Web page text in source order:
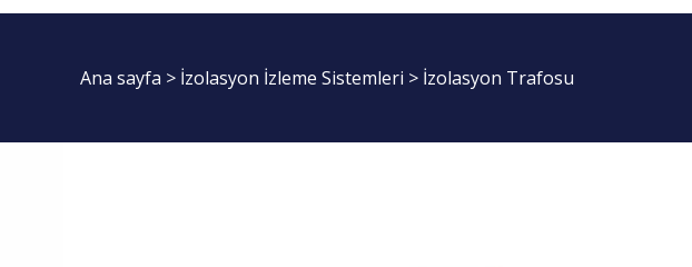
Ana sayfa > İzolasyon İzleme Sistemleri > İzolasyon Trafosu